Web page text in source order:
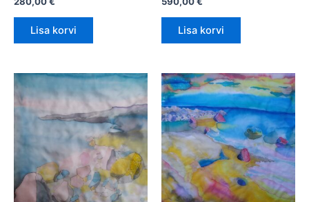
Lisa korvi Lisa korvi